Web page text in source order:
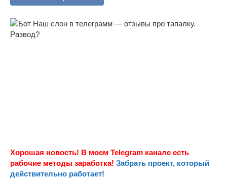
Хорошая новость! В моем Telegram канале есть
рабочие методы заработка! Забрать проект, который
действительно работает!